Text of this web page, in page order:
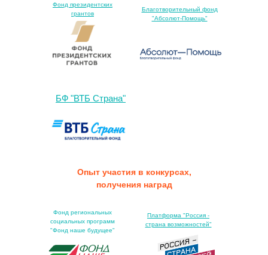
Благотворительный фонд
"Абсолют-Помощь"
Фонд президентских
грантов
БФ "ВТБ Страна"
Опыт участия в конкурсах,
получения наград
Фонд региональных
социальных программ
"Фонд наше будущее"
Платформа "Россия -
страна возможностей"